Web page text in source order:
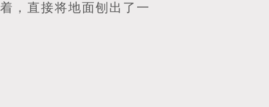
，直接将地面刨出了一